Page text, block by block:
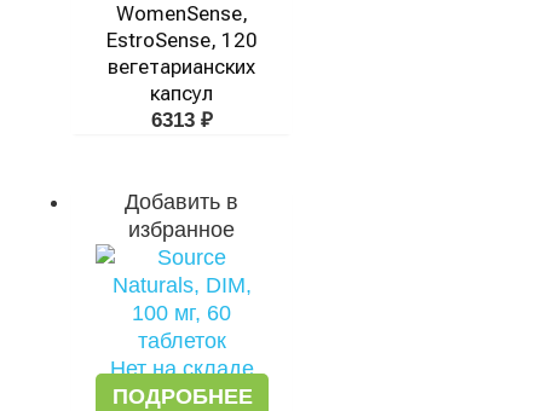
WomenSense,
EstroSense, 120
вегетарианских
капсул
6313 ₽
Добавить в
избранное
Нет на складе
ПОДРОБНЕЕ